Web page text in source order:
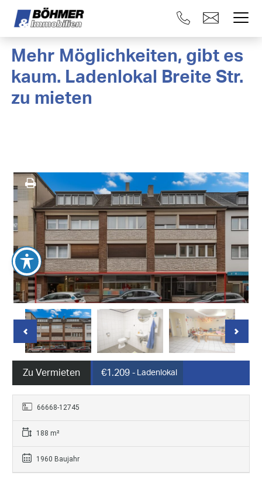
Zu Vermieten €1.209 - Ladenlokal
66668-12745
188 m²
1960 Baujahr